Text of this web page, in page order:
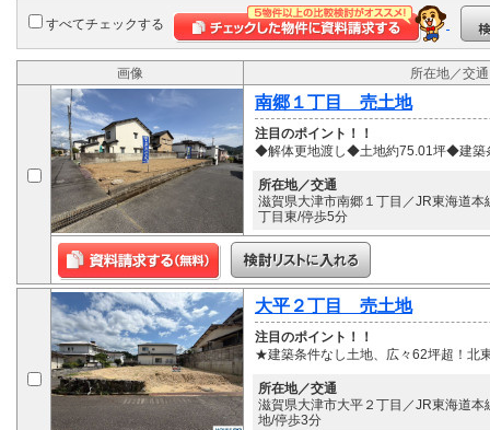
すべてチェックする
画像 所在地／交通
南郷１丁目 売土地
注目のポイント！！
◆解体更地渡し◆土地約75.01坪◆建築
所在地／交通
滋賀県大津市南郷１丁目／JR東海道
丁目東/停歩5分
大平２丁目 売土地
注目のポイント！！
★建築条件なし土地、広々62坪超！北
所在地／交通
滋賀県大津市大平２丁目／JR東海道
地/停歩3分